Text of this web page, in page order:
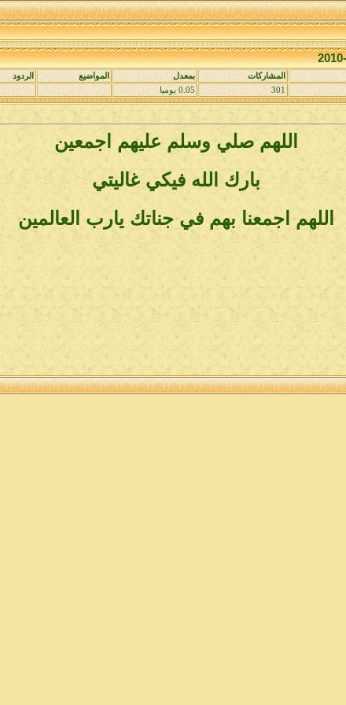
المشاركات بمعدل المواضيع الردود
301 0.05 يوميا
اللهم صلي وسلم عليهم اجمعين
بارك الله فيكي غاليتي
اللهم اجمعنا بهم في جناتك يارب العالمين